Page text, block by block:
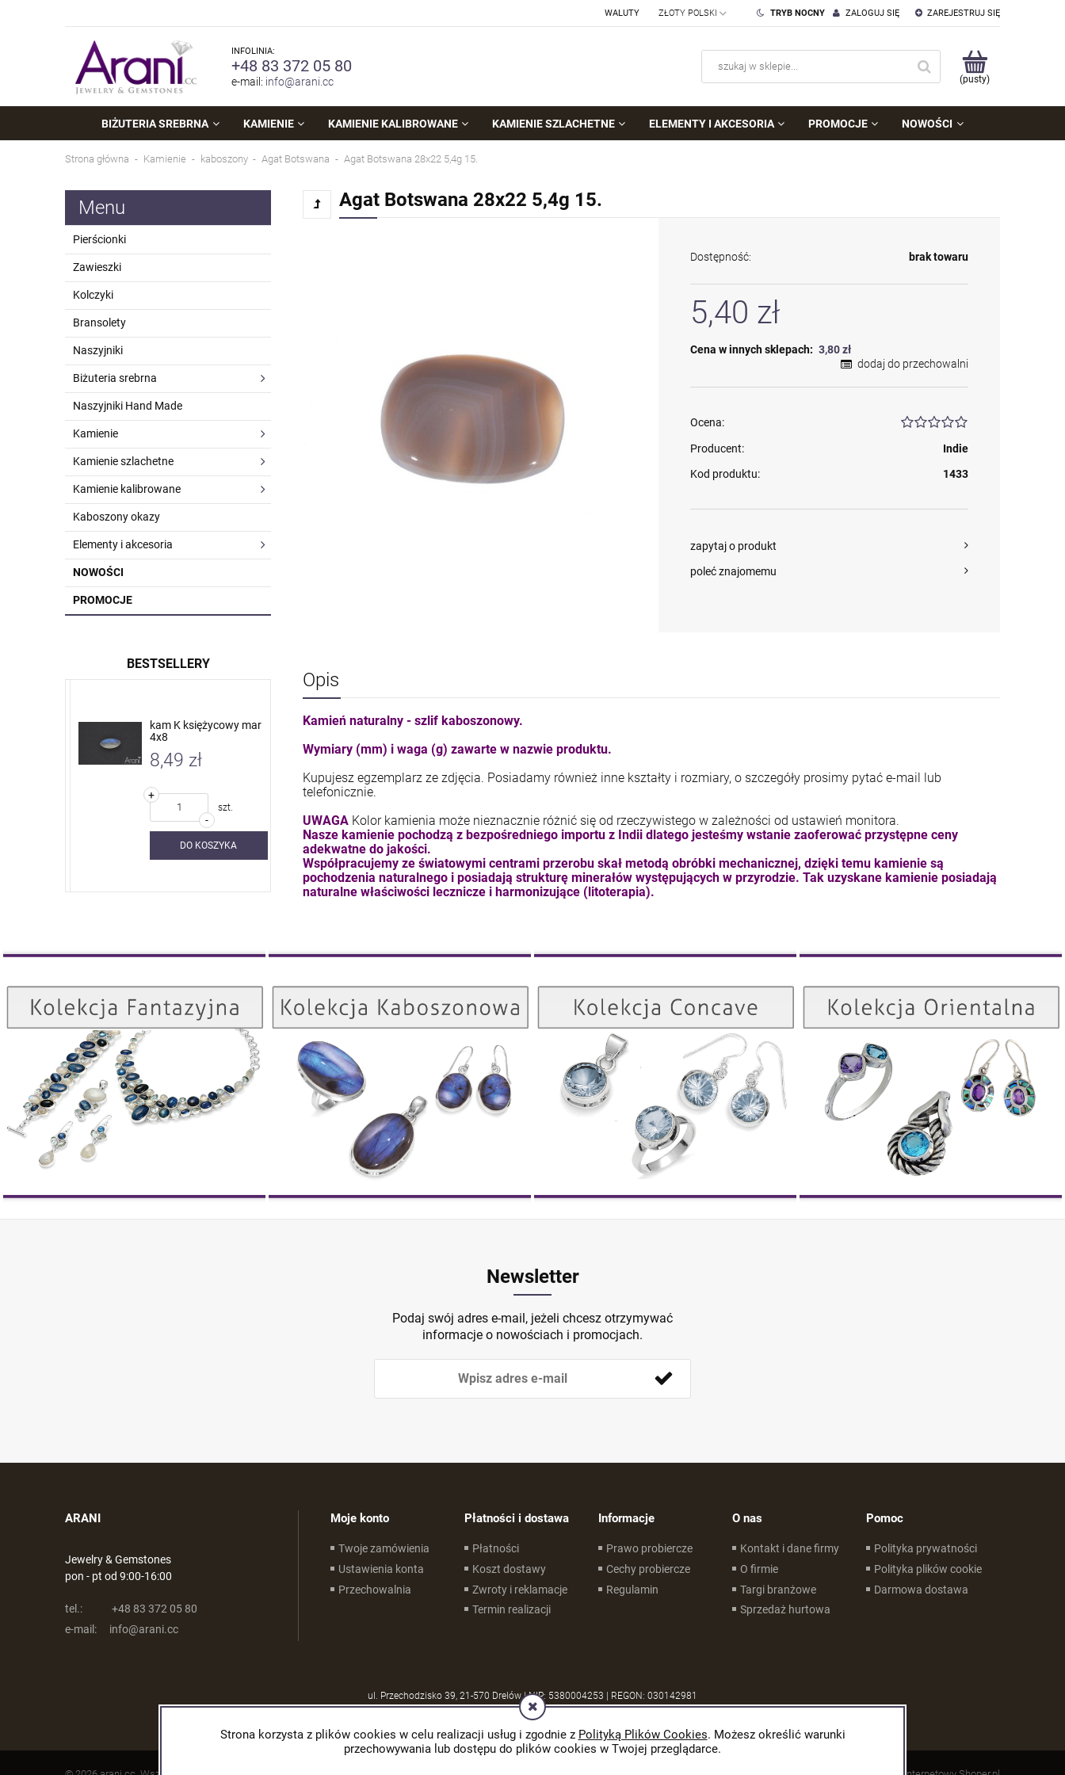
Strona korzysta z plików cookies w celu realizacji usług i zgodnie z Polityką Plików Cookies. Możesz określić warunki
przechowywania lub dostępu do plików cookies w Twojej przeglądarce.
ZAREJESTRUJ SIĘ
ZALOGUJ SIĘ
TRYB NOCNY
WALUTY
INFOLINIA:
+48 83 372 05 80
e-mail: info@arani.cc (pusty)
BIŻUTERIA SREBRNA KAMIENIE KAMIENIE KALIBROWANE KAMIENIE SZLACHETNE ELEMENTY I AKCESORIA PROMOCJE NOWOŚCI
Strona główna Kamienie kaboszony Agat Botswana Agat Botswana 28x22 5,4g 15.
Menu
Pierścionki
Zawieszki
Kolczyki
Bransolety
Naszyjniki
Biżuteria srebrna
Naszyjniki Hand Made
Kamienie
Kamienie szlachetne
Kamienie kalibrowane
Kaboszony okazy
Elementy i akcesoria
NOWOŚCI
PROMOCJE
BESTSELLERY
kam K księżycowy mar
4x8
8,49 zł
+
szt.
DO KOSZYKA
kam F granat okr 3
4,71 zł
-
+
DO KOSZYKA
7,11 zł
Agat Botswana 28x22 5,4g 15.
Dostępność: brak towaru
5,40 zł
Cena w innych sklepach: 3,80 zł
dodaj do przechowalni
Ocena:
Producent:
Indie
Kod produktu:
1433
zapytaj o produkt
poleć znajomemu
Opis
Kamień naturalny - szlif kaboszonowy.
Wymiary (mm) i waga (g) zawarte w nazwie produktu.
Kupujesz egzemplarz ze zdjęcia. Posiadamy również inne kształty i rozmiary, o szczegóły prosimy pytać e-mail lub
telefonicznie.
UWAGA Kolor kamienia może nieznacznie różnić się od rzeczywistego w zależności od ustawień monitora.
Nasze kamienie pochodzą z bezpośredniego importu z Indii dlatego jesteśmy wstanie zaoferować przystępne ceny
adekwatne do jakości.
Współpracujemy ze światowymi centrami przerobu skał metodą obróbki mechanicznej, dzięki temu kamienie są
pochodzenia naturalnego i posiadają strukturę minerałów występujących w przyrodzie. Tak uzyskane kamienie posiadają
naturalne właściwości lecznicze i harmonizujące (litoterapia).
Kolekcja Fantazyjna
ZOBACZ
Kolekcja Kaboszonowa
ZOBACZ
Kolekcja Concave
ZOBACZ
Kolekcja Orientalna
ZOBACZ
Newsletter
Podaj swój adres e-mail, jeżeli chcesz otrzymywać
informacje o nowościach i promocjach.
ARANI
Jewelry & Gemstones
pon - pt od 9:00-16:00
tel.:
+48 83 372 05 80
e-mail:
info@arani.cc
Moje konto
Twoje zamówienia
Ustawienia konta
Przechowalnia
Płatności i dostawa
Płatności
Koszt dostawy
Zwroty i reklamacje
Termin realizacji
Informacje
Prawo probiercze
Cechy probiercze
Regulamin
O nas
Kontakt i dane firmy
O firmie
Targi branżowe
Sprzedaż hurtowa
Pomoc
Polityka prywatności
Polityka plików cookie
Darmowa dostawa
ul. Przechodzisko 39, 21-570 Drelów | NIP: 5380004253 | REGON: 030142981